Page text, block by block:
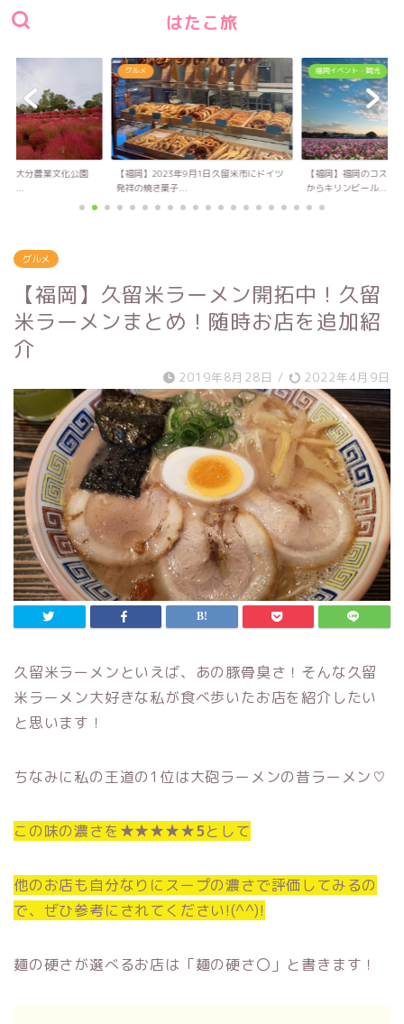
はたこ旅
！大分農業文化公園
キ...
グルメ
【福岡】2023年9月1日久留米市にドイツ
発祥の焼き菓子...
福岡イベント・観光
【福岡】福岡のコスモ
からキリンビール...
グルメ
【福岡】久留米ラーメン開拓中！久留
米ラーメンまとめ！随時お店を追加紹
介
2019年8月28日 / 2022年4月9日
久留米ラーメンといえば、あの豚骨臭さ！そんな久留
米ラーメン大好きな私が食べ歩いたお店を紹介したい
と思います！
ちなみに私の王道の1位は大砲ラーメンの昔ラーメン♡
この味の濃さを ★★★★★5として
他のお店も自分なりにスープの濃さで評価してみるの
で、ぜひ参考にされてください!(^^)!
麺の硬さが選べるお店は「麺の硬さ〇」と書きます！